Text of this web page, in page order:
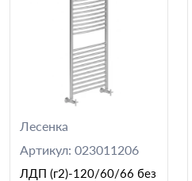
Лесенка
Артикул: 023011206
ЛДП (г2)-120/60/66 без